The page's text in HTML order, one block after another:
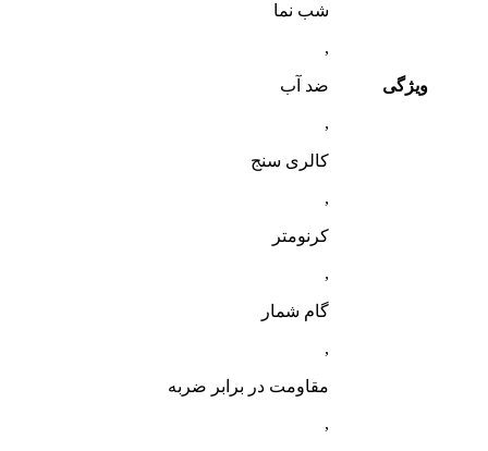
ویژگی
شب‌ نما
,
ضد آب
,
کالری سنج
,
کرنومتر
,
گام شمار
,
مقاومت در برابر ضربه
,